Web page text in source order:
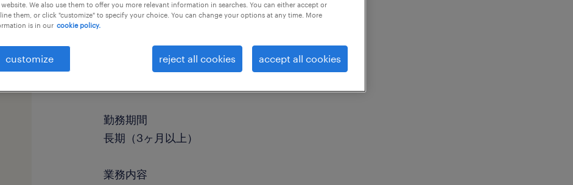
勤務期間
長期（3ヶ月以上）
業務内容
We also use them to offer you more relevant information in searches. You can either accept or
them, or click "customize" to specify your choice. You can change your options at any time. More
is in our cookie policy.
customize reject all cookies accept all cookies